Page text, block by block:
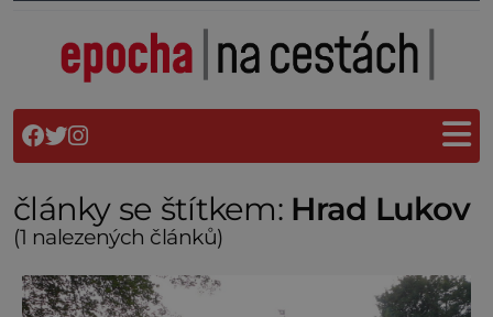
články se štítkem: Hrad Lukov
(1 nalezených článků)